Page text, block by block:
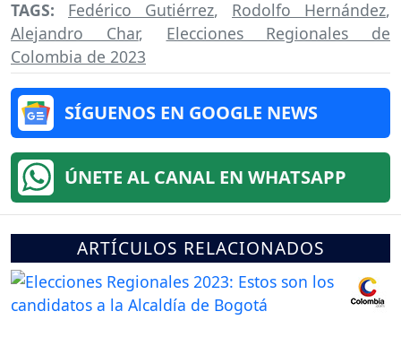
TAGS: Fedérico Gutiérrez, Rodolfo Hernández,
Alejandro Char, Elecciones Regionales de
Colombia de 2023
SÍGUENOS EN GOOGLE NEWS
ÚNETE AL CANAL EN WHATSAPP
ARTÍCULOS RELACIONADOS